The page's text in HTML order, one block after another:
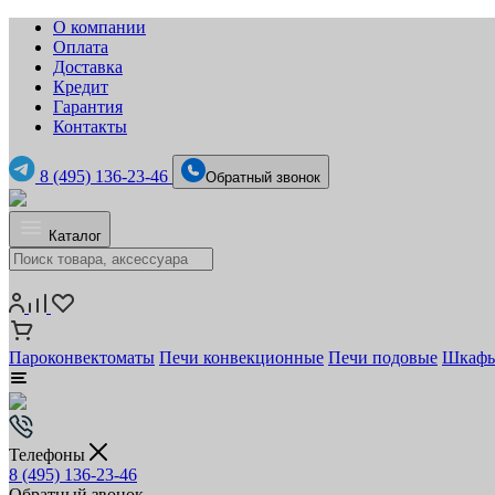
О компании
Оплата
Доставка
Кредит
Гарантия
Контакты
8 (495) 136-23-46 Обратный звонок
Каталог
Пароконвектоматы Печи конвекционные Печи подовые Шкафы
Телефоны
8 (495) 136-23-46